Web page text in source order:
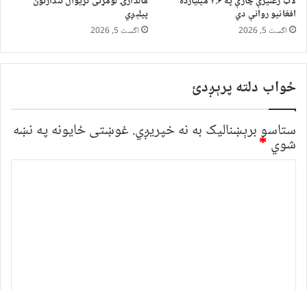
افغانیو روانې دي
اگست 5, 2026
پیلېږي
اگست 5, 2026
ځواب دلته پرېږدئ
ستاسو برېښناليک به نه خپريږي. غوښتى ځایونه په نښه
شوي *